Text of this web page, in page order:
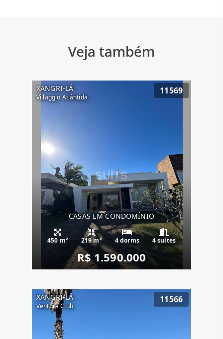
Veja também
XANGRI-LÁ
Villaggio Atlântida
11569
CASAS EM CONDOMÍNIO
450 m² 219 m² 4 dorms 4 suítes
R$ 1.590.000
XANGRI-LÁ
Ventura Club
11566